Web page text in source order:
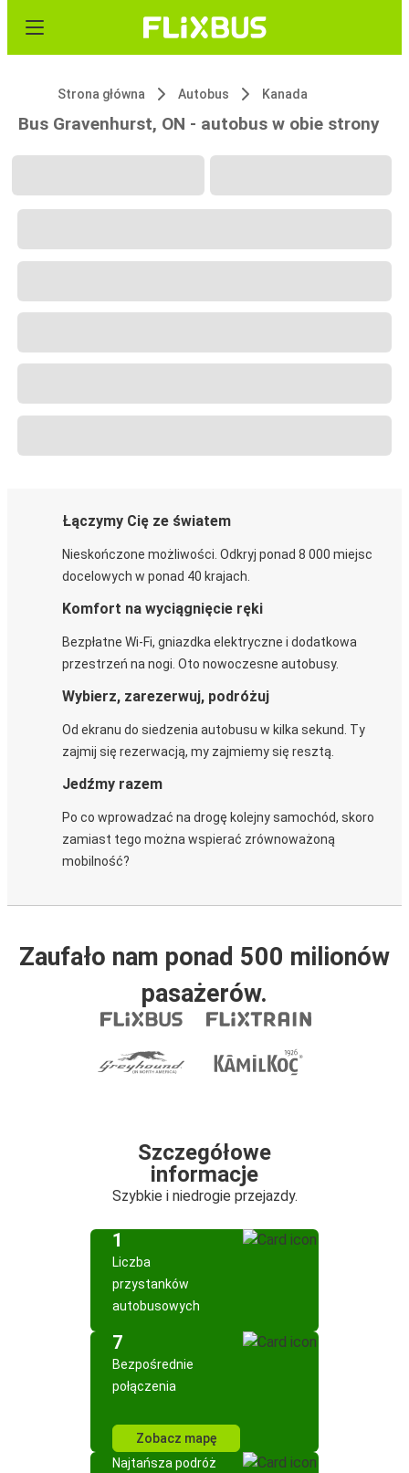
Strona główna Autobus Kanada
Bus Gravenhurst, ON - autobus w obie strony
Łączymy Cię ze światem
Nieskończone możliwości. Odkryj ponad 8 000 miejsc
docelowych w ponad 40 krajach.
Komfort na wyciągnięcie ręki
Bezpłatne Wi-Fi, gniazdka elektryczne i dodatkowa
przestrzeń na nogi. Oto nowoczesne autobusy.
Wybierz, zarezerwuj, podróżuj
Od ekranu do siedzenia autobusu w kilka sekund. Ty
zajmij się rezerwacją, my zajmiemy się resztą.
Jedźmy razem
Po co wprowadzać na drogę kolejny samochód, skoro
zamiast tego można wspierać zrównoważoną
mobilność?
Zaufało nam ponad 500 milionów
pasażerów.
Szczegółowe
informacje
Szybkie i niedrogie przejazdy.
1
Liczba
przystanków
autobusowych
7
Bezpośrednie
połączenia
Zobacz mapę
Najtańsza podróż